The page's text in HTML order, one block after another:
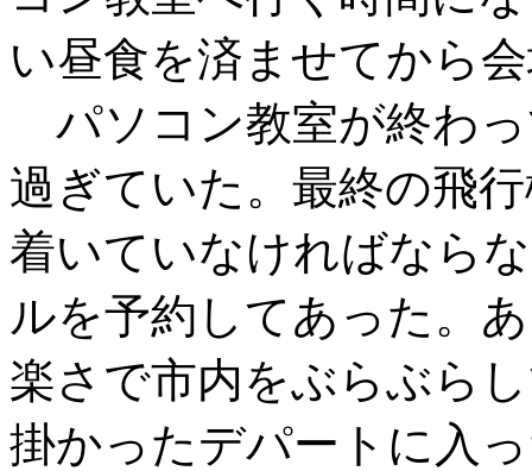
い昼食を済ませてから
パソコン教室が終わ
過ぎていた。最終の飛
着いていなければなら
ルを予約してあった。
楽さで市内をぶらぶら
掛かったデパートに入